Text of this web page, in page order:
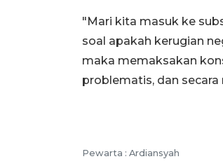
"Mari kita masuk ke
soal apakah kerugian
maka memaksakan
problematis, dan secara
Pewarta : Ardiansyah